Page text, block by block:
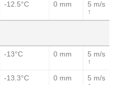
-12.5°C 0 mm
5 m/s
↑
-13°C 0 mm
5 m/s
↑
-13.3°C 0 mm
5 m/s